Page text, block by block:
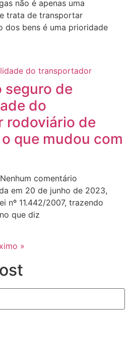
não é apenas uma
trata de transportar
dos bens é uma prioridade
seguro de
do
rodoviário de
que mudou com
Nenhum comentário
em 20 de junho de 2023,
nº 11.442/2007, trazendo
que diz
»